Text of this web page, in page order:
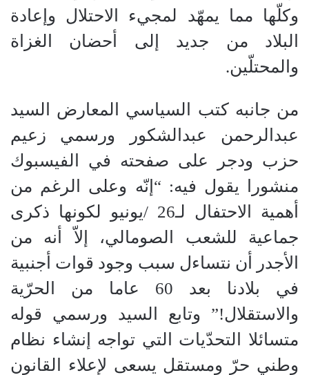
وكلّها مما يمهّد لمجيء الاحتلال وإعادة
البلاد من جديد إلى أحضان الغزاة
والمحتلّين.
من جانبه كتب السياسي المعارض السيد
عبدالرحمن عبدالشكور ورسمي زعيم
حزب ودجر على صفحته في الفيسبوك
منشورا يقول فيه: “إنّه وعلى الرغم من
أهمية الاحتفال لـ26 /يونيو لكونها ذكرى
جماعية للشعب الصومالي، إلاّ أنه من
الأجدر أن نتساءل سبب وجود قوات أجنبية
في بلادنا بعد 60 عاما من الحرّية
والاستقلال!” وتابع السيد ورسمي قوله
متسائلا التحدّيات التي تواجه إنشاء نظام
وطني حرّ ومستقل يسعى لإعلاء القانون